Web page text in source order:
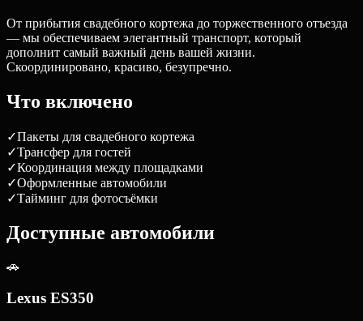
От прибытия свадебного кортежа до торжественного отъезда
— мы обеспечиваем элегантный транспорт, который
дополнит самый важный день вашей жизни.
Скоординировано, красиво, безупречно.
Что включено
✓Пакеты для свадебного кортежа
✓Трансфер для гостей
✓Координация между площадками
✓Оформленные автомобили
✓Тайминг для фотосъёмки
Доступные автомобили
🚗
Lexus ES350